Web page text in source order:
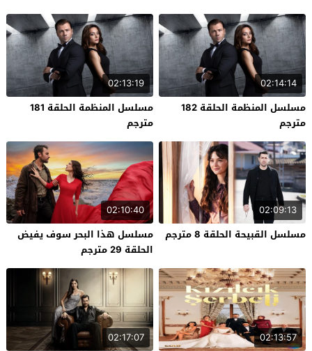
02:14:14
مسلسل المنظمة الحلقة 182
مترجم
02:13:19
مسلسل المنظمة الحلقة 181
مترجم
02:09:13
مسلسل القبيحة الحلقة 8 مترجم
02:10:40
مسلسل هذا البحر سوف يفيض
الحلقة 29 مترجم
02:13:57
02:17:07